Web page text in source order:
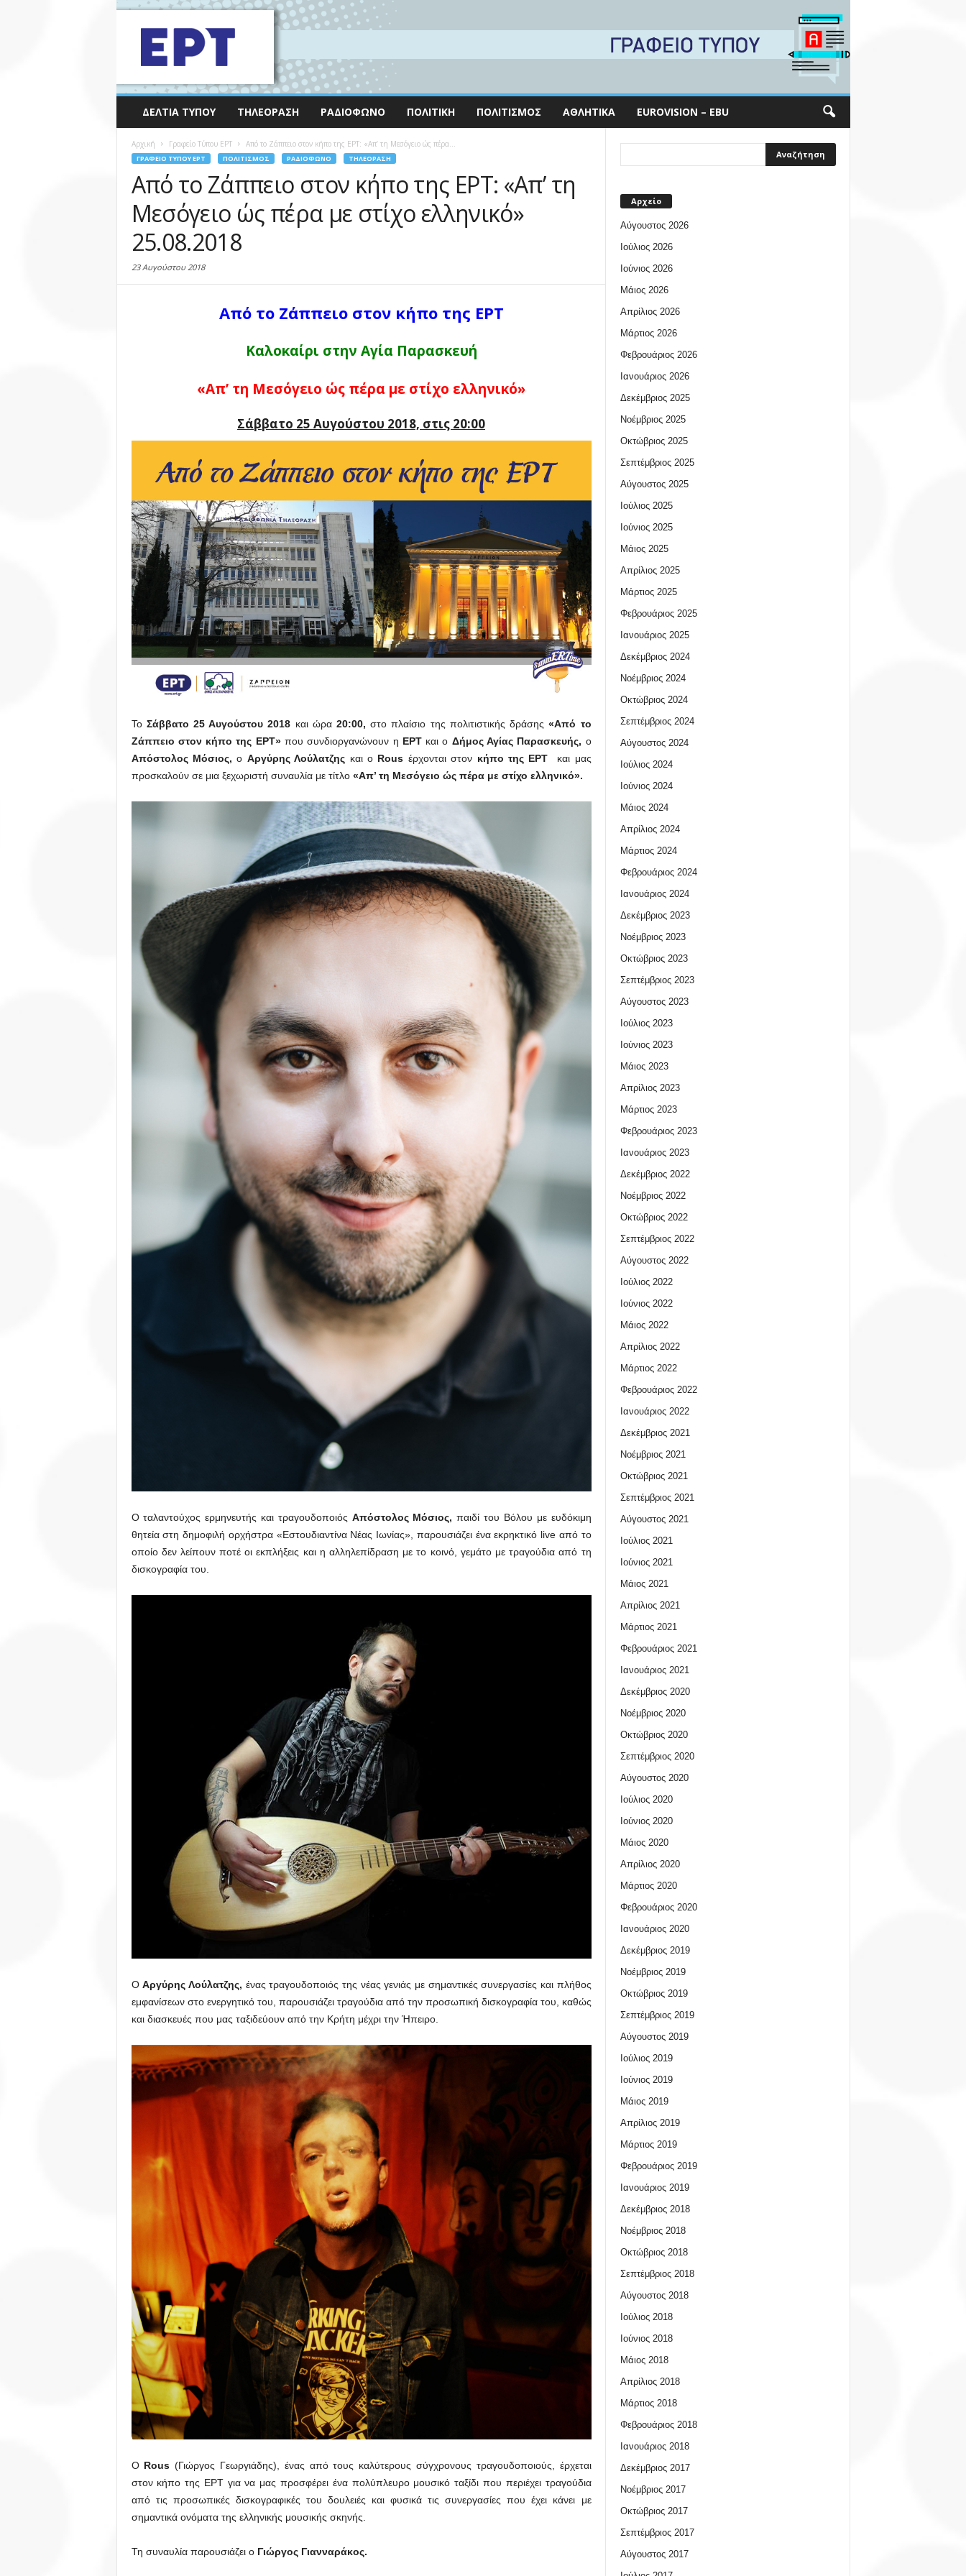
ΔΕΛΤΊΑ ΤΎΠΟΥ ΤΗΛΕΌΡΑΣΗ ΡΑΔΙΌΦΩΝΟ ΠΟΛΙΤΙΚΉ ΠΟΛΙΤΙΣΜΌΣ ΑΘΛΗΤΙΚΆ EUROVISION – EBU
Αρχική Γραφείο Τύπου ΕΡΤ Από το Ζάππειο στον κήπο της ΕΡΤ: «Απ’ τη Μεσόγειο ώς πέρα...
ΓΡΑΦΕΊΟ ΤΎΠΟΥ ΕΡΤ ΠΟΛΙΤΙΣΜΌΣ ΡΑΔΙΌΦΩΝΟ ΤΗΛΕΌΡΑΣΗ
Από το Ζάππειο στον κήπο της ΕΡΤ: «Απ’ τη
Μεσόγειο ώς πέρα με στίχο ελληνικό»
25.08.2018
23 Αυγούστου 2018
Από το Ζάππειο στον κήπο της ΕΡΤ
Καλοκαίρι στην Αγία Παρασκευή
«Απ’ τη Μεσόγειο ώς πέρα με στίχο ελληνικό»
Σάββατο 25 Αυγούστου 2018, στις 20:00
Το Σάββατο 25 Αυγούστου 2018 και ώρα20:00,στο πλαίσιο της πολιτιστικής δράσης«Από το
Ζάππειο στον κήπο της ΕΡΤ» που συνδιοργανώνουν η ΕΡΤκαι ο Δήμος Αγίας Παρασκευής, ο
Απόστολος Μόσιος, ο Αργύρης Λούλατζης και ο Rous έρχονται στον κήπο της ΕΡΤ
και μας
προσκαλούν σε μια ξεχωριστή συναυλία με τίτλο «Απ’ τη Μεσόγειο ώς πέρα με στίχο ελληνικό».
O ταλαντούχος ερμηνευτής και τραγουδοποιός Απόστολος Μόσιος, παιδί του Βόλου με ευδόκιμη
θητεία στη δημοφιλή ορχήστρα «Εστουδιαντίνα Νέας Ιωνίας», παρουσιάζει ένα εκρηκτικό live από το
οποίο δεν λείπουν ποτέ οι εκπλήξεις και η αλληλεπίδραση με το κοινό, γεμάτο με τραγούδια από τη
δισκογραφία του.
ΟΑργύρης Λούλατζης, ένας τραγουδοποιός της νέας γενιάς με σημαντικές συνεργασίες και πλήθος
εμφανίσεων στο ενεργητικό του, παρουσιάζει τραγούδια από την προσωπική δισκογραφία του, καθώς
και διασκευές που μας ταξιδεύουν από την Κρήτη μέχρι την Ήπειρο.
O Rous(Γιώργος Γεωργιάδης), ένας από τους καλύτερους σύγχρονους τραγουδοποιούς, έρχεται
στον κήπο της ΕΡΤ για να μας προσφέρει ένα πολύπλευρο μουσικό ταξίδι που περιέχει τραγούδια
από τις προσωπικές δισκογραφικές του δουλειές και φυσικά τις συνεργασίες που έχει κάνει με
σημαντικά ονόματα της ελληνικής μουσικής σκηνής.
Τη συναυλία παρουσιάζει o Γιώργος Γιανναράκος.
Αρχείο
Αύγουστος 2026
Ιούλιος 2026
Ιούνιος 2026
Μάιος 2026
Απρίλιος 2026
Μάρτιος 2026
Φεβρουάριος 2026
Ιανουάριος 2026
Δεκέμβριος 2025
Νοέμβριος 2025
Οκτώβριος 2025
Σεπτέμβριος 2025
Αύγουστος 2025
Ιούλιος 2025
Ιούνιος 2025
Μάιος 2025
Απρίλιος 2025
Μάρτιος 2025
Φεβρουάριος 2025
Ιανουάριος 2025
Δεκέμβριος 2024
Νοέμβριος 2024
Οκτώβριος 2024
Σεπτέμβριος 2024
Αύγουστος 2024
Ιούλιος 2024
Ιούνιος 2024
Μάιος 2024
Απρίλιος 2024
Μάρτιος 2024
Φεβρουάριος 2024
Ιανουάριος 2024
Δεκέμβριος 2023
Νοέμβριος 2023
Οκτώβριος 2023
Σεπτέμβριος 2023
Αύγουστος 2023
Ιούλιος 2023
Ιούνιος 2023
Μάιος 2023
Απρίλιος 2023
Μάρτιος 2023
Φεβρουάριος 2023
Ιανουάριος 2023
Δεκέμβριος 2022
Νοέμβριος 2022
Οκτώβριος 2022
Σεπτέμβριος 2022
Αύγουστος 2022
Ιούλιος 2022
Ιούνιος 2022
Μάιος 2022
Απρίλιος 2022
Μάρτιος 2022
Φεβρουάριος 2022
Ιανουάριος 2022
Δεκέμβριος 2021
Νοέμβριος 2021
Οκτώβριος 2021
Σεπτέμβριος 2021
Αύγουστος 2021
Ιούλιος 2021
Ιούνιος 2021
Μάιος 2021
Απρίλιος 2021
Μάρτιος 2021
Φεβρουάριος 2021
Ιανουάριος 2021
Δεκέμβριος 2020
Νοέμβριος 2020
Οκτώβριος 2020
Σεπτέμβριος 2020
Αύγουστος 2020
Ιούλιος 2020
Ιούνιος 2020
Μάιος 2020
Απρίλιος 2020
Μάρτιος 2020
Φεβρουάριος 2020
Ιανουάριος 2020
Δεκέμβριος 2019
Νοέμβριος 2019
Οκτώβριος 2019
Σεπτέμβριος 2019
Αύγουστος 2019
Ιούλιος 2019
Ιούνιος 2019
Μάιος 2019
Απρίλιος 2019
Μάρτιος 2019
Φεβρουάριος 2019
Ιανουάριος 2019
Δεκέμβριος 2018
Νοέμβριος 2018
Οκτώβριος 2018
Σεπτέμβριος 2018
Αύγουστος 2018
Ιούλιος 2018
Ιούνιος 2018
Μάιος 2018
Απρίλιος 2018
Μάρτιος 2018
Φεβρουάριος 2018
Ιανουάριος 2018
Δεκέμβριος 2017
Νοέμβριος 2017
Οκτώβριος 2017
Σεπτέμβριος 2017
Αύγουστος 2017